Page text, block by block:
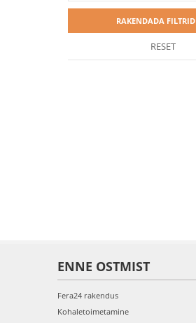
RAKENDADA FILTRID
RESET
ENNE OSTMIST
Fera24 rakendus
Kohaletoimetamine